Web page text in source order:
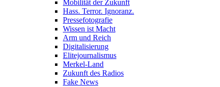
Mobilität der Zukunft
Hass. Terror. Ignoranz.
Pressefotografie
Wissen ist Macht
Arm und Reich
Digitalisierung
Elitejournalismus
Merkel-Land
Zukunft des Radios
Fake News